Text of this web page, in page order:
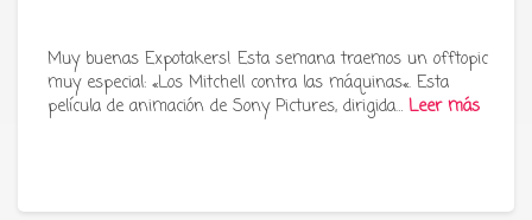
Muy buenas Expotakers! Esta semana traemos un offtopic
muy especial: «Los Mitchell contra las máquinas«. Esta
película de animación de Sony Pictures, dirigida… Leer más